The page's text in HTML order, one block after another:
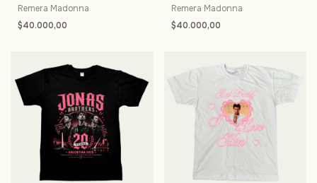
Remera Madonna
$40.000,00
Remera Madonna
$40.000,00